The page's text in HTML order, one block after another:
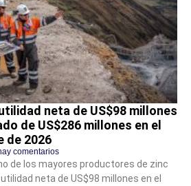
neta de US$98 millones
de US$286 millones en el
de 2026
comentarios
de los mayores productores de zinc
neta de US$98 millones en el